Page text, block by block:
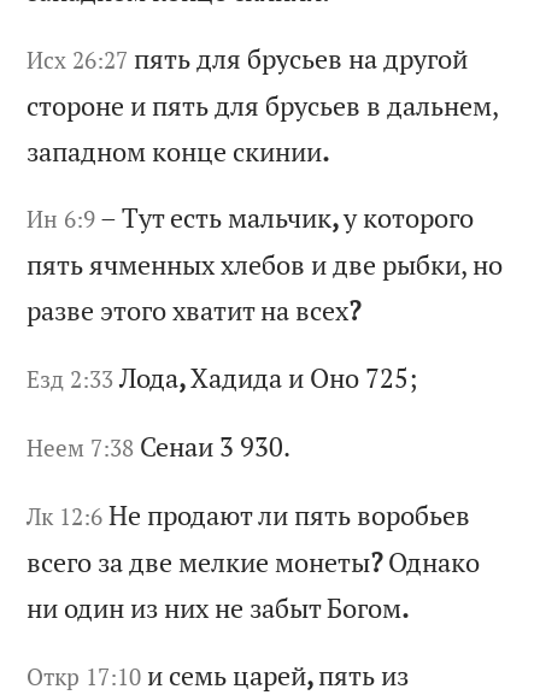
Исх 26:27 пять для брусьев на другой
стороне и пять для брусьев в дальнем,
западном конце скинии.
Ин 6:9 –Тутестьмальчик,укоторого
пятьячменныххлебов идверыбки, но
разве этогохватитна всех?
Езд 2:33 Лода,Хадида и Оно 725;
Неем 7:38 Сенаи 3 930.
Лк 12:6 Не продаютли пять воробьев
всего задве мелкиемонеты?Однако
ни один из нихне забытБогом.
Откр 17:10 и семь царей,пять из